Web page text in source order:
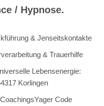
/ Hypnose.
& Jenseitskontakte
& Trauerhilfe
Lebensenergie:
Korlingen
Code